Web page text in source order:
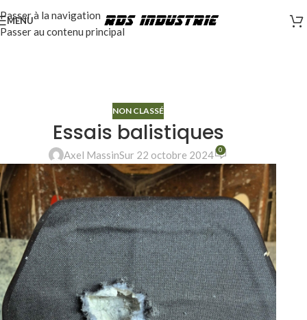
Passer à la navigation
Passer au contenu principal
MENU
NON CLASSÉ
Essais balistiques
Axel MassinSur 22 octobre 2024 0